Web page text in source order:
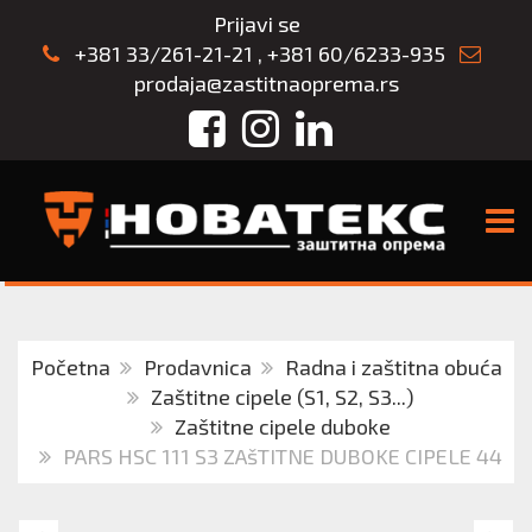
Prijavi se
+381 33/261-21-21 , +381 60/6233-935
prodaja@zastitnaoprema.rs
FacebookInstagram
LinkedIn
Početna Prodavnica
Radna i zaštitna obuća
Zaštitne cipele (S1, S2, S3...)
Zaštitne cipele duboke
PARS HSC 111 S3 ZAšTITNE DUBOKE CIPELE 44